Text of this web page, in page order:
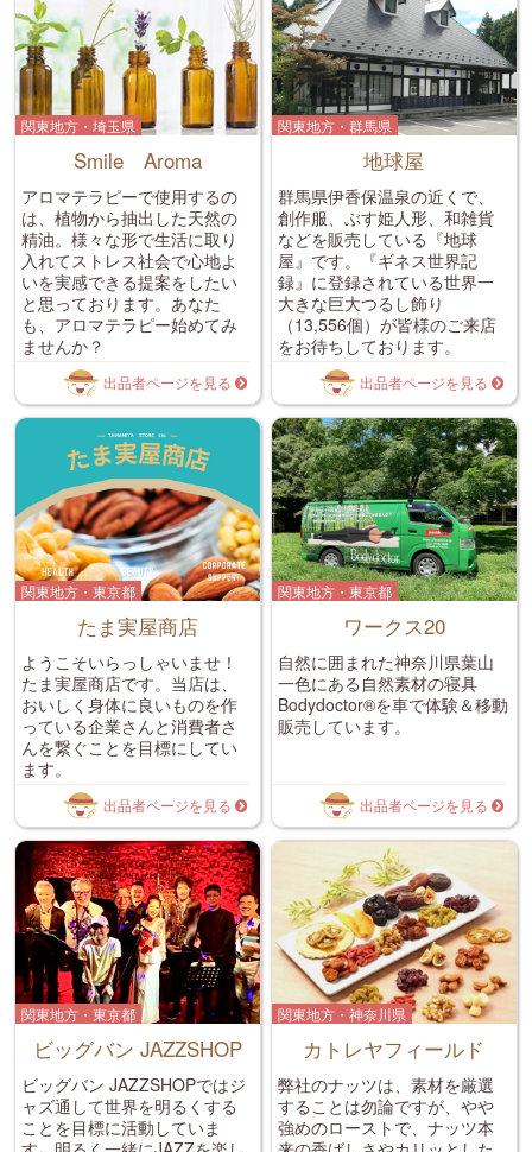
関東地方・埼玉県
Smile Aroma
アロマテラピーで使用するの
は、植物から抽出した天然の
精油。様々な形で生活に取り
入れてストレス社会で心地よ
いを実感できる提案をしたい
と思っております。あなた
も、アロマテラピー始めてみ
ませんか？
出品者ページを見る
関東地方・群馬県
地球屋
群馬県伊香保温泉の近くで、
創作服、ぶす姫人形、和雑貨
などを販売している『地球
屋』です。『ギネス世界記
録』に登録されている世界一
大きな巨大つるし飾り
（13,556個）が皆様のご来店
をお待ちしております。
出品者ページを見る
関東地方・東京都
たま実屋商店
ようこそいらっしゃいませ！
たま実屋商店です。当店は、
おいしく身体に良いものを作
っている企業さんと消費者さ
んを繋ぐことを目標にしてい
ます。
出品者ページを見る
関東地方・東京都
ワークス20
自然に囲まれた神奈川県葉山
一色にある自然素材の寝具
Bodydoctor®を車で体験＆移動
販売しています。
出品者ページを見る
関東地方・東京都
ビッグバン JAZZSHOP
ビッグバン JAZZSHOPではジ
ャズ通して世界を明るくする
ことを目標に活動していま
関東地方・神奈川県
カトレヤフィールド
弊社のナッツは、素材を厳選
することは勿論ですが、やや
強めのローストで、ナッツ本